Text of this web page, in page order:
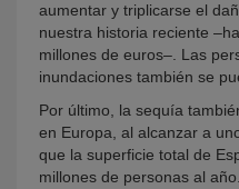
aumentar y triplicarse el
nuestra historia reciente
millones de euros–. Las
inundaciones también se
Por último, la sequía
en Europa, al alcanzar a
que la superficie total de
millones de personas al